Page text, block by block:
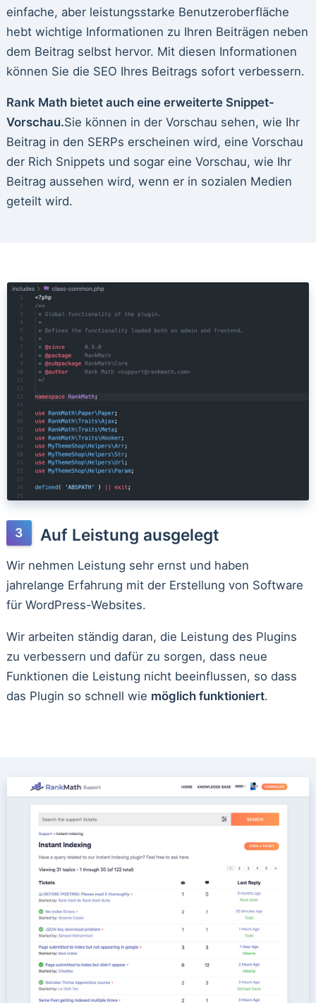
einfache, aber leistungsstarke Benutzeroberfläche
hebt wichtige Informationen zu Ihren Beiträgen neben
dem Beitrag selbst hervor. Mit diesen Informationen
können Sie die SEO Ihres Beitrags sofort verbessern.
Rank Math bietet auch eine erweiterte Snippet-
Vorschau.Sie können in der Vorschau sehen, wie Ihr
Beitrag in den SERPs erscheinen wird, eine Vorschau
der Rich Snippets und sogar eine Vorschau, wie Ihr
Beitrag aussehen wird, wenn er in sozialen Medien
geteilt wird.
Auf Leistung ausgelegt
Wir nehmen Leistung sehr ernst und haben
jahrelange Erfahrung mit der Erstellung von Software
für WordPress-Websites.
Wir arbeiten ständig daran, die Leistung des Plugins
zu verbessern und dafür zu sorgen, dass neue
Funktionen die Leistung nicht beeinflussen, so dass
das Plugin so schnell wie möglich funktioniert.